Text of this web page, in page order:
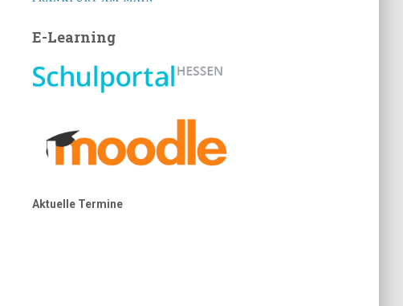
E-Learning
Aktuelle Termine